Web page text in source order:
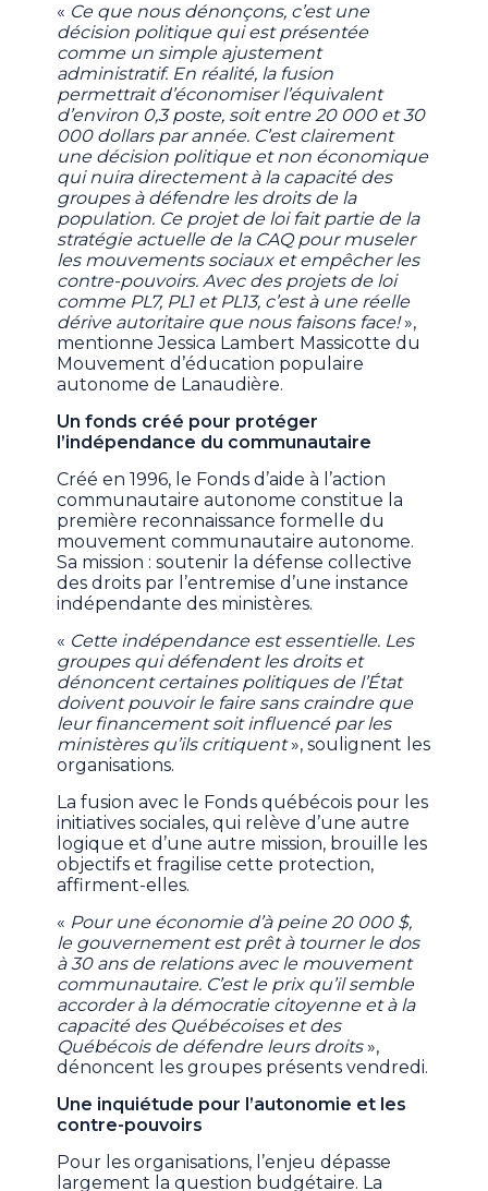
« Ce que nous dénonçons, c’est une
décision politique qui est présentée
comme un simple ajustement
administratif. En réalité, la fusion
permettrait d’économiser l’équivalent
d’environ 0,3 poste, soit entre 20 000 et 30
000 dollars par année. C’est clairement
une décision politique et non économique
qui nuira directement à la capacité des
groupes à défendre les droits de la
population. Ce projet de loi fait partie de la
stratégie actuelle de la CAQ pour museler
les mouvements sociaux et empêcher les
contre-pouvoirs. Avec des projets de loi
comme PL7, PL1 et PL13, c’est à une réelle
dérive autoritaire que nous faisons face!»,
mentionne Jessica Lambert Massicotte du
Mouvement d’éducation populaire
autonome de Lanaudière.
Un fonds créé pour protéger
l’indépendance du communautaire
Créé en 1996, le Fonds d’aide à l’action
communautaire autonome constitue la
première reconnaissance formelle du
mouvement communautaire autonome.
Sa mission : soutenir la défense collective
des droits par l’entremise d’une instance
indépendante des ministères.
« Cette indépendance est essentielle. Les
groupes qui défendent les droits et
dénoncent certaines politiques de l’État
doivent pouvoir le faire sans craindre que
leur financement soit influencé par les
ministères qu’ils critiquent», soulignent les
organisations.
La fusion avec le Fonds québécois pour les
initiatives sociales, qui relève d’une autre
logique et d’une autre mission, brouille les
objectifs et fragilise cette protection,
affirment-elles.
« Pour une économie d’à peine 20 000 $,
le gouvernement est prêt à tourner le dos
à 30 ans de relations avec le mouvement
communautaire. C’est le prix qu’il semble
accorder à la démocratie citoyenne et à la
capacité des Québécoises et des
Québécois de défendre leurs droits»,
dénoncent les groupes présents vendredi.
Une inquiétude pour l’autonomie et les
contre-pouvoirs
Pour les organisations, l’enjeu dépasse
largement la question budgétaire. La